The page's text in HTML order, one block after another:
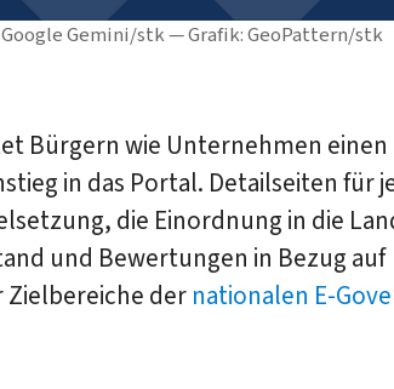
Gemini/stk — Grafik: GeoPattern/stk
Bürgern wie Unternehmen einen
in das Portal. Detailseiten für
die Einordnung in die
und Bewertungen in Bezug auf
der nationalen E-